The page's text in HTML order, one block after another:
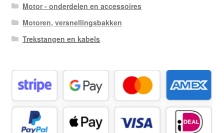
Motor - onderdelen en accessoires
Motoren, versnellingsbakken
Trekstangen en kabels